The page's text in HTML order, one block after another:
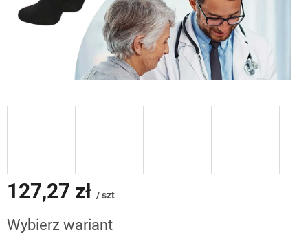
127,27 zł / szt
jednostkowa:
Wybierz wariant